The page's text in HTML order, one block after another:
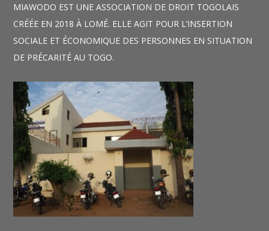
MIAWODO EST UNE ASSOCIATION DE DROIT TOGOLAIS
CRÉÉE EN 2018 À LOMÉ. ELLE AGIT POUR L’INSERTION
SOCIALE ET ÉCONOMIQUE DES PERSONNES EN SITUATION
DE PRÉCARITÉ AU TOGO.